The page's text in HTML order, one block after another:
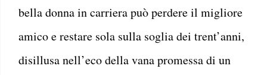
bella donna in carriera può perdere il migliore
amico e restare sola sulla soglia dei trent’anni,
disillusa nell’eco della vana promessa di un